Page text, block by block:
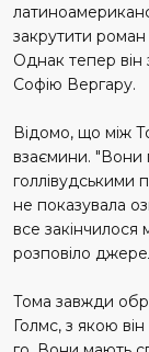
закрутити
Однак тепер
Софію Вергару.
Відомо, що між
взаємини. "Вони
голлівудськими
не показувала
все
розповіло
Тома завжди
Голмс, з якою